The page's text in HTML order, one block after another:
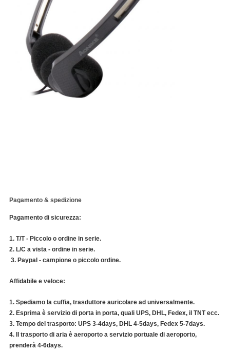
Pagamento & spedizione
Pagamento di sicurezza:
1. T/T - Piccolo o ordine in serie.
2. L/C a vista - ordine in serie.
3. Paypal - campione o piccolo ordine.
Affidabile e veloce:
1. Spediamo la cuffia, trasduttore auricolare ad universalmente.
2. Esprima è servizio di porta in porta, quali UPS, DHL, Fedex, il TNT ecc.
3. Tempo del trasporto: UPS 3-4days, DHL 4-5days, Fedex 5-7days.
4. Il trasporto di aria è aeroporto a servizio portuale di aeroporto,
prenderà 4-6days.